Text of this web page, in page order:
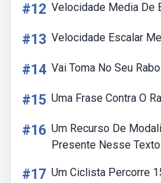
#12 Velocidade Media De
#13 Velocidade Escalar
#14 Vai Toma No Seu Rabo
#15 Uma Frase Contra O
#16 Um Recurso De
Presente Nesse Texto
#17 Um Ciclista Percorre